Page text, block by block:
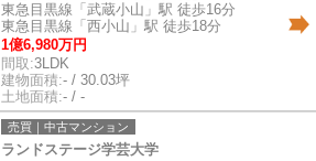
東急目黒線「武蔵小山」駅 徒歩16分
東急目黒線「西小山」駅 徒歩18分
1億6,980万円
間取:3LDK
建物面積:- / 30.03坪
土地面積:- / -
売買｜中古マンション
ランドステージ学芸大学